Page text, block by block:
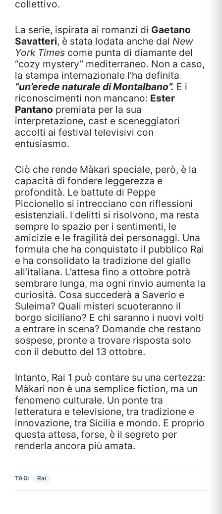
collettivo.
La serie, ispirata ai romanzi di Gaetano
Savatteri, è stata lodata anche dal New
York Times come punta di diamante del
“cozy mystery” mediterraneo. Non a caso,
la stampa internazionale l’ha definita
“un’erede naturale di Montalbano”. E i
riconoscimenti non mancano: Ester
Pantano premiata per la sua
interpretazione, cast e sceneggiatori
accolti ai festival televisivi con
entusiasmo.
Ciò che rende Màkari speciale, però, è la
capacità di fondere leggerezza e
profondità. Le battute di Peppe
Piccionello si intrecciano con riflessioni
esistenziali. I delitti si risolvono, ma resta
sempre lo spazio per i sentimenti, le
amicizie e le fragilità dei personaggi. Una
formula che ha conquistato il pubblico Rai
e ha consolidato la tradizione del giallo
all’italiana. L’attesa fino a ottobre potrà
sembrare lunga, ma ogni rinvio aumenta la
curiosità. Cosa succederà a Saverio e
Suleima? Quali misteri scuoteranno il
borgo siciliano? E chi saranno i nuovi volti
a entrare in scena? Domande che restano
sospese, pronte a trovare risposta solo
con il debutto del 13 ottobre.
Intanto, Rai 1 può contare su una certezza:
Màkari non è una semplice fiction, ma un
fenomeno culturale. Un ponte tra
letteratura e televisione, tra tradizione e
innovazione, tra Sicilia e mondo. E proprio
questa attesa, forse, è il segreto per
renderla ancora più amata.
TAG: Rai